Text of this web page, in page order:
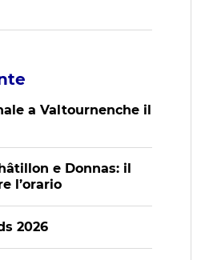
a Valtournenche il
e Donnas: il
l’orario
2026